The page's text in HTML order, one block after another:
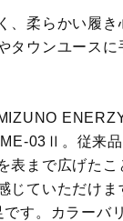
ポーツ
、柔らかい履き
タウンユースに
03Ⅱ。従来
表まで広げた
じていただけま
す。カラーバ